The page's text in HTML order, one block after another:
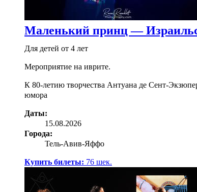
Маленький принц —
Для детей от 4 лет
Мероприятие на иврите.
К 80-летию творчества Антуана де Сент-
юмора
Даты:
15.08.2026
Города:
Тель-Авив-Яффо
Купить билеты: 76 шек.